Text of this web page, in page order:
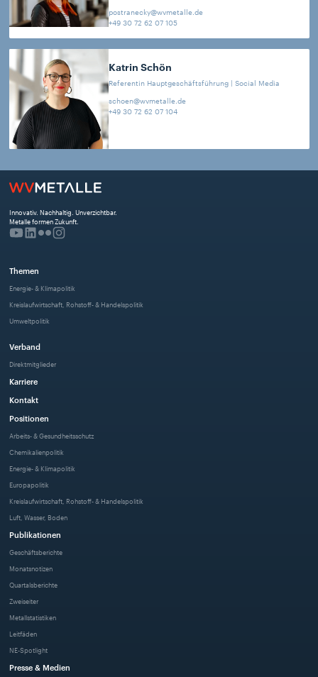
postranecky@wvmetalle.de
+49 30 72 62 07 105
Katrin Schön
Referentin Hauptgeschäftsführung | Social Media
schoen@wvmetalle.de
+49 30 72 62 07 104
Innovativ. Nachhaltig. Unverzichtbar.
Metalle formen Zukunft.
Themen
Energie- & Klimapolitik
Kreislaufwirtschaft, Rohstoff- & Handelspolitik
Umweltpolitik
Verband
Direktmitglieder
Karriere
Kontakt
Positionen
Arbeits- & Gesundheitsschutz
Chemikalienpolitik
Energie- & Klimapolitik
Europapolitik
Kreislaufwirtschaft, Rohstoff- & Handelspolitik
Luft, Wasser, Boden
Publikationen
Geschäftsberichte
Monatsnotizen
Quartalsberichte
Zweiseiter
Metallstatistiken
Leitfäden
NE-Spotlight
Presse & Medien